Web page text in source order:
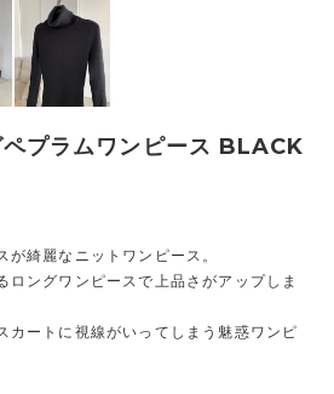
プラムワンピース BLACK
綺麗なニットワンピース。
ロングワンピースで上品さがアップしま
カートに視線がいってしまう魅惑ワンピ